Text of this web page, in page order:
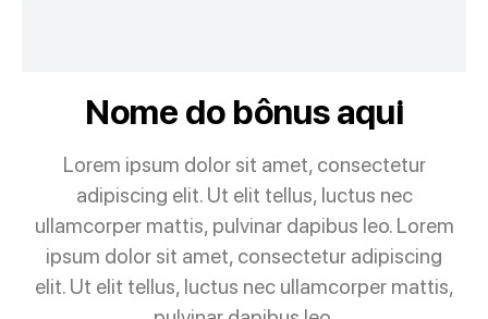
Nome do bônus aqui
Lorem ipsum dolor sit amet, consectetur
adipiscing elit. Ut elit tellus, luctus nec
ullamcorper mattis, pulvinar dapibus leo. Lorem
ipsum dolor sit amet, consectetur adipiscing
elit. Ut elit tellus, luctus nec ullamcorper mattis,